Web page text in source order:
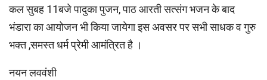
कल सुबह 11बजे पादुका पुजन, पाठ आरती सत्संग भजन के बाद
भंडारा का आयोजन भी किया जायेगा इस अवसर पर सभी साधक व गुरु
भक्त ,समस्त धर्म प्रेमी आमंत्रित है ।
नयन लववंशी